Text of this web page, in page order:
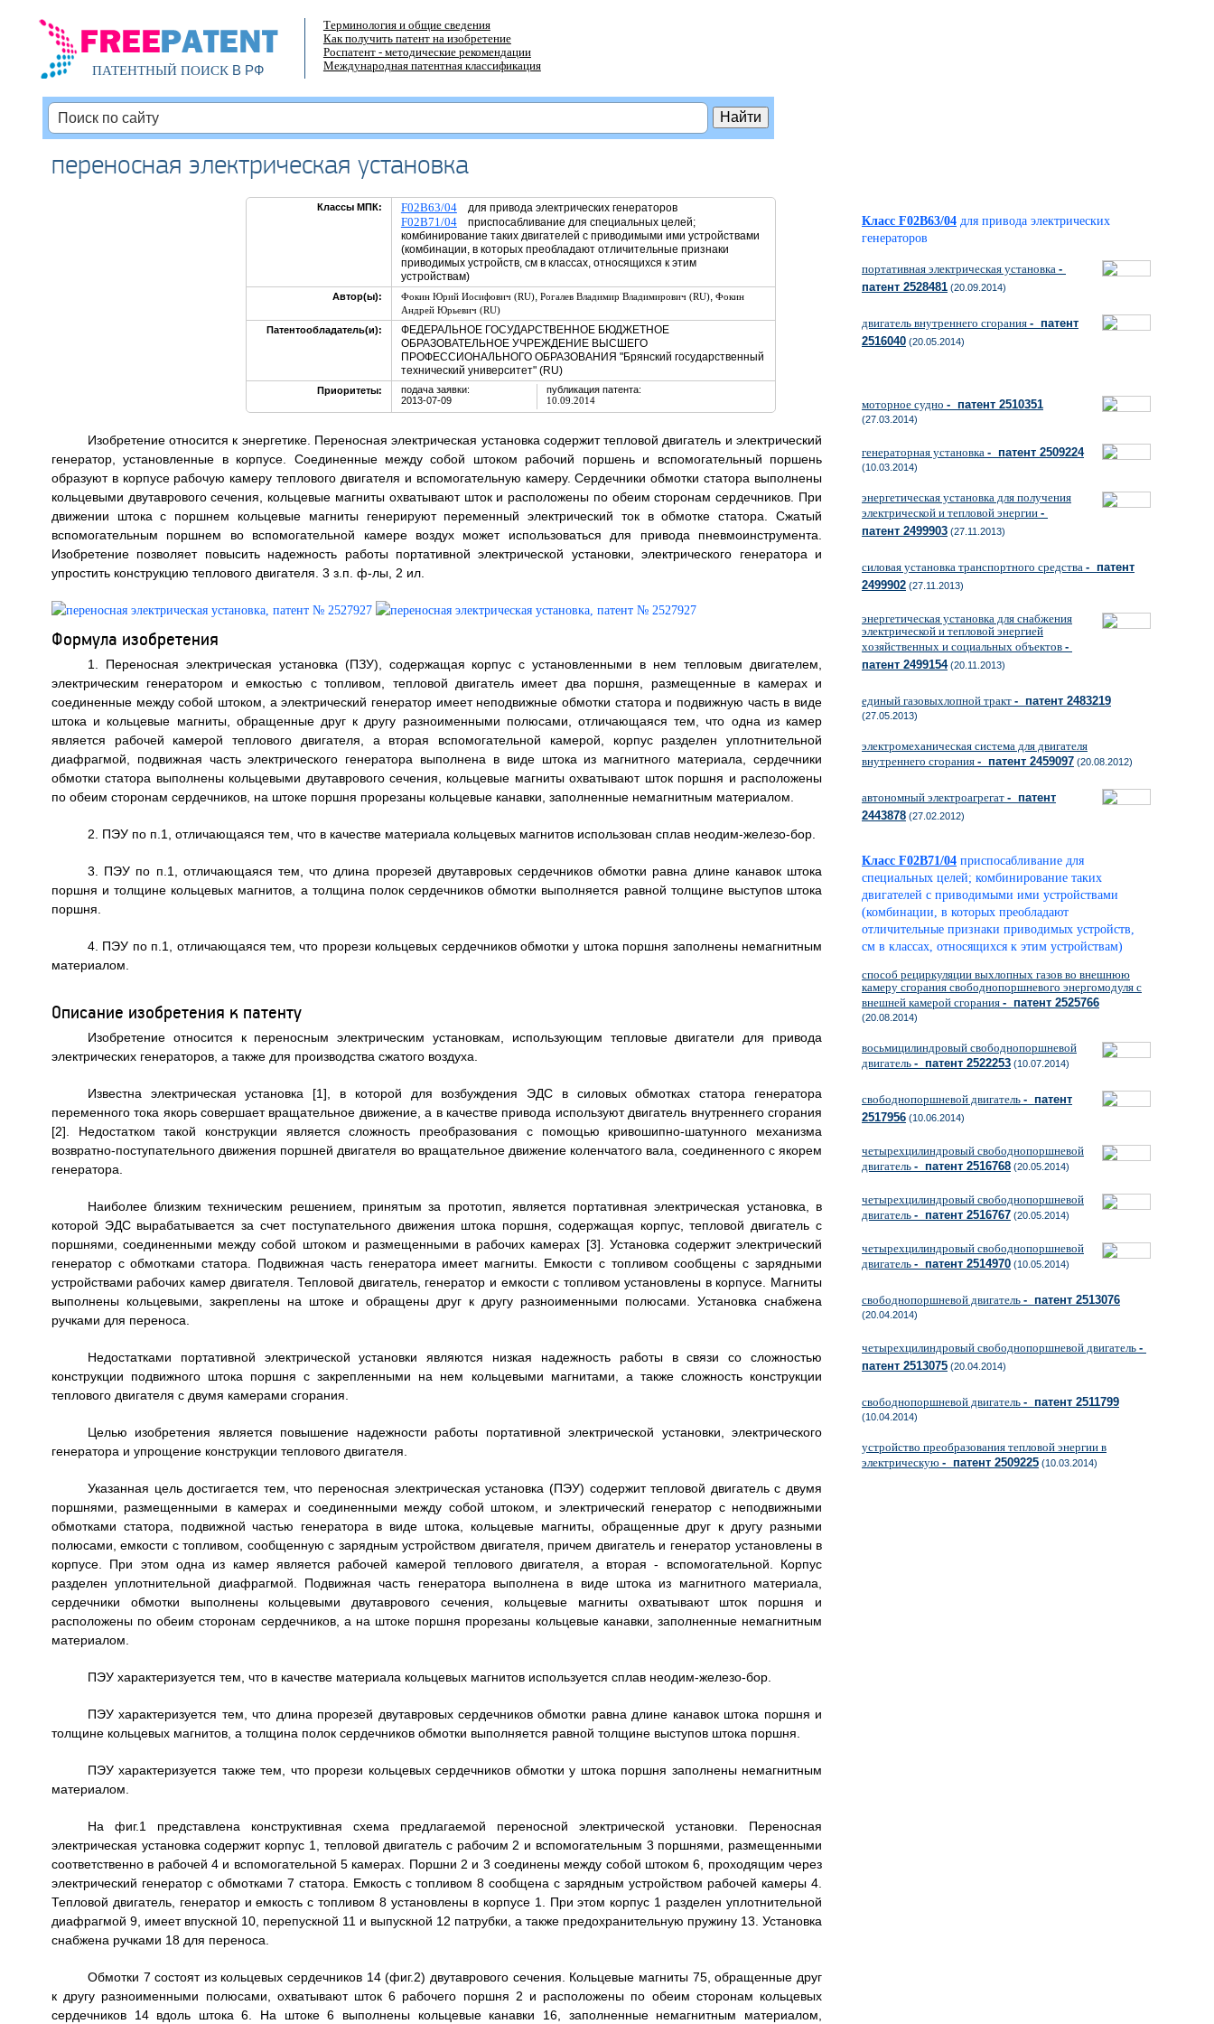
ПАТЕНТНЫЙ ПОИСКВ РФ
Терминология и общие сведения
Как получить патент на изобретение
Роспатент - методические рекомендации
Международная патентная классификация
переносная электрическая установка
Классы МПК: F02B63/04для привода электрических генераторов
F02B71/04приспосабливание для специальных целей;
комбинирование таких двигателей с приводимыми ими устройствами
(комбинации, в которых преобладают отличительные признаки
приводимых устройств, см в классах, относящихся к этим
устройствам)
Автор(ы): Фокин Юрий Иосифович (RU), Рогалев Владимир Владимирович (RU), Фокин
Андрей Юрьевич (RU)
Патентообладатель(и):
ФЕДЕРАЛЬНОЕ ГОСУДАРСТВЕННОЕ БЮДЖЕТНОЕ
ОБРАЗОВАТЕЛЬНОЕ УЧРЕЖДЕНИЕ ВЫСШЕГО
ПРОФЕССИОНАЛЬНОГО ОБРАЗОВАНИЯ "Брянский государственный
технический университет" (RU)
Приоритеты:
подача заявки:
2013-07-09
публикация патента:
10.09.2014
Изобретение относится к энергетике. Переносная электрическая установка содержит тепловой двигатель и электрический
генератор, установленные в корпусе. Соединенные между собой штоком рабочий поршень и вспомогательный поршень
образуют в корпусе рабочую камеру теплового двигателя и вспомогательную камеру. Сердечники обмотки статора выполнены
кольцевыми двутаврового сечения, кольцевые магниты охватывают шток и расположены по обеим сторонам сердечников. При
движении штока с поршнем кольцевые магниты генерируют переменный электрический ток в обмотке статора. Сжатый
вспомогательным поршнем во вспомогательной камере воздух может использоваться для привода пневмоинструмента.
Изобретение позволяет повысить надежность работы портативной электрической установки, электрического генератора и
упростить конструкцию теплового двигателя. 3 з.п. ф-лы, 2 ил.
Формула изобретения
1. Переносная электрическая установка (ПЗУ), содержащая корпус с установленными в нем тепловым двигателем,
электрическим генератором и емкостью с топливом, тепловой двигатель имеет два поршня, размещенные в камерах и
соединенные между собой штоком, а электрический генератор имеет неподвижные обмотки статора и подвижную часть в виде
штока и кольцевые магниты, обращенные друг к другу разноименными полюсами, отличающаяся тем, что одна из камер
является рабочей камерой теплового двигателя, а вторая вспомогательной камерой, корпус разделен уплотнительной
диафрагмой, подвижная часть электрического генератора выполнена в виде штока из магнитного материала, сердечники
обмотки статора выполнены кольцевыми двутаврового сечения, кольцевые магниты охватывают шток поршня и расположены
по обеим сторонам сердечников, на штоке поршня прорезаны кольцевые канавки, заполненные немагнитным материалом.
2. ПЭУ по п.1, отличающаяся тем, что в качестве материала кольцевых магнитов использован сплав неодим-железо-бор.
3. ПЭУ по п.1, отличающаяся тем, что длина прорезей двутавровых сердечников обмотки равна длине канавок штока
поршня и толщине кольцевых магнитов, а толщина полок сердечников обмотки выполняется равной толщине выступов штока
поршня.
4. ПЭУ по п.1, отличающаяся тем, что прорези кольцевых сердечников обмотки у штока поршня заполнены немагнитным
материалом.
Описание изобретения к патенту
Изобретение относится к переносным электрическим установкам, использующим тепловые двигатели для привода
электрических генераторов, а также для производства сжатого воздуха.
Известна электрическая установка [1], в которой для возбуждения ЭДС в силовых обмотках статора генератора
переменного тока якорь совершает вращательное движение, а в качестве привода используют двигатель внутреннего сгорания
[2]. Недостатком такой конструкции является сложность преобразования с помощью кривошипно-шатунного механизма
возвратно-поступательного движения поршней двигателя во вращательное движение коленчатого вала, соединенного с якорем
генератора.
Наиболее близким техническим решением, принятым за прототип, является портативная электрическая установка, в
которой ЭДС вырабатывается за счет поступательного движения штока поршня, содержащая корпус, тепловой двигатель с
поршнями, соединенными между собой штоком и размещенными в рабочих камерах [3]. Установка содержит электрический
генератор с обмотками статора. Подвижная часть генератора имеет магниты. Емкости с топливом сообщены с зарядными
устройствами рабочих камер двигателя. Тепловой двигатель, генератор и емкости с топливом установлены в корпусе. Магниты
выполнены кольцевыми, закреплены на штоке и обращены друг к другу разноименными полюсами. Установка снабжена
ручками для переноса.
Недостатками портативной электрической установки являются низкая надежность работы в связи со сложностью
конструкции подвижного штока поршня с закрепленными на нем кольцевыми магнитами, а также сложность конструкции
теплового двигателя с двумя камерами сгорания.
Целью изобретения является повышение надежности работы портативной электрической установки, электрического
генератора и упрощение конструкции теплового двигателя.
Указанная цель достигается тем, что переносная электрическая установка (ПЭУ) содержит тепловой двигатель с двумя
поршнями, размещенными в камерах и соединенными между собой штоком, и электрический генератор с неподвижными
обмотками статора, подвижной частью генератора в виде штока, кольцевые магниты, обращенные друг к другу разными
полюсами, емкости с топливом, сообщенную с зарядным устройством двигателя, причем двигатель и генератор установлены в
корпусе. При этом одна из камер является рабочей камерой теплового двигателя, а вторая - вспомогательной. Корпус
разделен уплотнительной диафрагмой. Подвижная часть генератора выполнена в виде штока из магнитного материала,
сердечники обмотки выполнены кольцевыми двутаврового сечения, кольцевые магниты охватывают шток поршня и
расположены по обеим сторонам сердечников, а на штоке поршня прорезаны кольцевые канавки, заполненные немагнитным
материалом.
ПЭУ характеризуется тем, что в качестве материала кольцевых магнитов используется сплав неодим-железо-бор.
ПЭУ характеризуется тем, что длина прорезей двутавровых сердечников обмотки равна длине канавок штока поршня и
толщине кольцевых магнитов, а толщина полок сердечников обмотки выполняется равной толщине выступов штока поршня.
ПЭУ характеризуется также тем, что прорези кольцевых сердечников обмотки у штока поршня заполнены немагнитным
материалом.
На фиг.1 представлена конструктивная схема предлагаемой переносной электрической установки. Переносная
электрическая установка содержит корпус 1, тепловой двигатель с рабочим 2 и вспомогательным 3 поршнями, размещенными
соответственно в рабочей 4 и вспомогательной 5 камерах. Поршни 2 и 3 соединены между собой штоком 6, проходящим через
электрический генератор с обмотками 7 статора. Емкость с топливом 8 сообщена с зарядным устройством рабочей камеры 4.
Тепловой двигатель, генератор и емкость с топливом 8 установлены в корпусе 1. При этом корпус 1 разделен уплотнительной
диафрагмой 9, имеет впускной 10, перепускной 11 и выпускной 12 патрубки, а также предохранительную пружину 13. Установка
снабжена ручками 18 для переноса.
Обмотки 7 состоят из кольцевых сердечников 14 (фиг.2) двутаврового сечения. Кольцевые магниты 75, обращенные друг
к другу разноименными полюсами, охватывают шток 6 рабочего поршня 2 и расположены по обеим сторонам кольцевых
сердечников 14 вдоль штока 6. На штоке 6 выполнены кольцевые канавки 16, заполненные немагнитным материалом,
Класс F02B63/04 для привода электрических
генераторов
портативная электрическая установка -
патент 2528481 (20.09.2014)
двигатель внутреннего сгорания - патент
2516040 (20.05.2014)
моторное судно - патент 2510351
(27.03.2014)
генераторная установка - патент 2509224
(10.03.2014)
энергетическая установка для получения
электрической и тепловой энергии -
патент 2499903 (27.11.2013)
силовая установка транспортного средства - патент
2499902 (27.11.2013)
энергетическая установка для снабжения
электрической и тепловой энергией
хозяйственных и социальных объектов -
патент 2499154(20.11.2013)
единый газовыхлопной тракт - патент 2483219
(27.05.2013)
электромеханическая система для двигателя
внутреннего сгорания - патент 2459097 (20.08.2012)
автономный электроагрегат - патент
2443878 (27.02.2012)
Класс F02B71/04 приспосабливание для
специальных целей; комбинирование таких
двигателей с приводимыми ими устройствами
(комбинации, в которых преобладают
отличительные признаки приводимых устройств,
см в классах, относящихся к этим устройствам)
способ рециркуляции выхлопных газов во внешнюю
камеру сгорания свободнопоршневого энергомодуля с
внешней камерой сгорания - патент 2525766
(20.08.2014)
восьмицилиндровый свободнопоршневой
двигатель - патент 2522253 (10.07.2014)
свободнопоршневой двигатель - патент
2517956 (10.06.2014)
четырехцилиндровый свободнопоршневой
двигатель - патент 2516768 (20.05.2014)
четырехцилиндровый свободнопоршневой
двигатель - патент 2516767 (20.05.2014)
четырехцилиндровый свободнопоршневой
двигатель - патент 2514970 (10.05.2014)
свободнопоршневой двигатель - патент 2513076
(20.04.2014)
четырехцилиндровый свободнопоршневой двигатель -
патент 2513075 (20.04.2014)
свободнопоршневой двигатель - патент 2511799
(10.04.2014)
устройство преобразования тепловой энергии в
электрическую - патент 2509225 (10.03.2014)